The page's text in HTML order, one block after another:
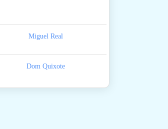
Miguel Real
Dom Quixote